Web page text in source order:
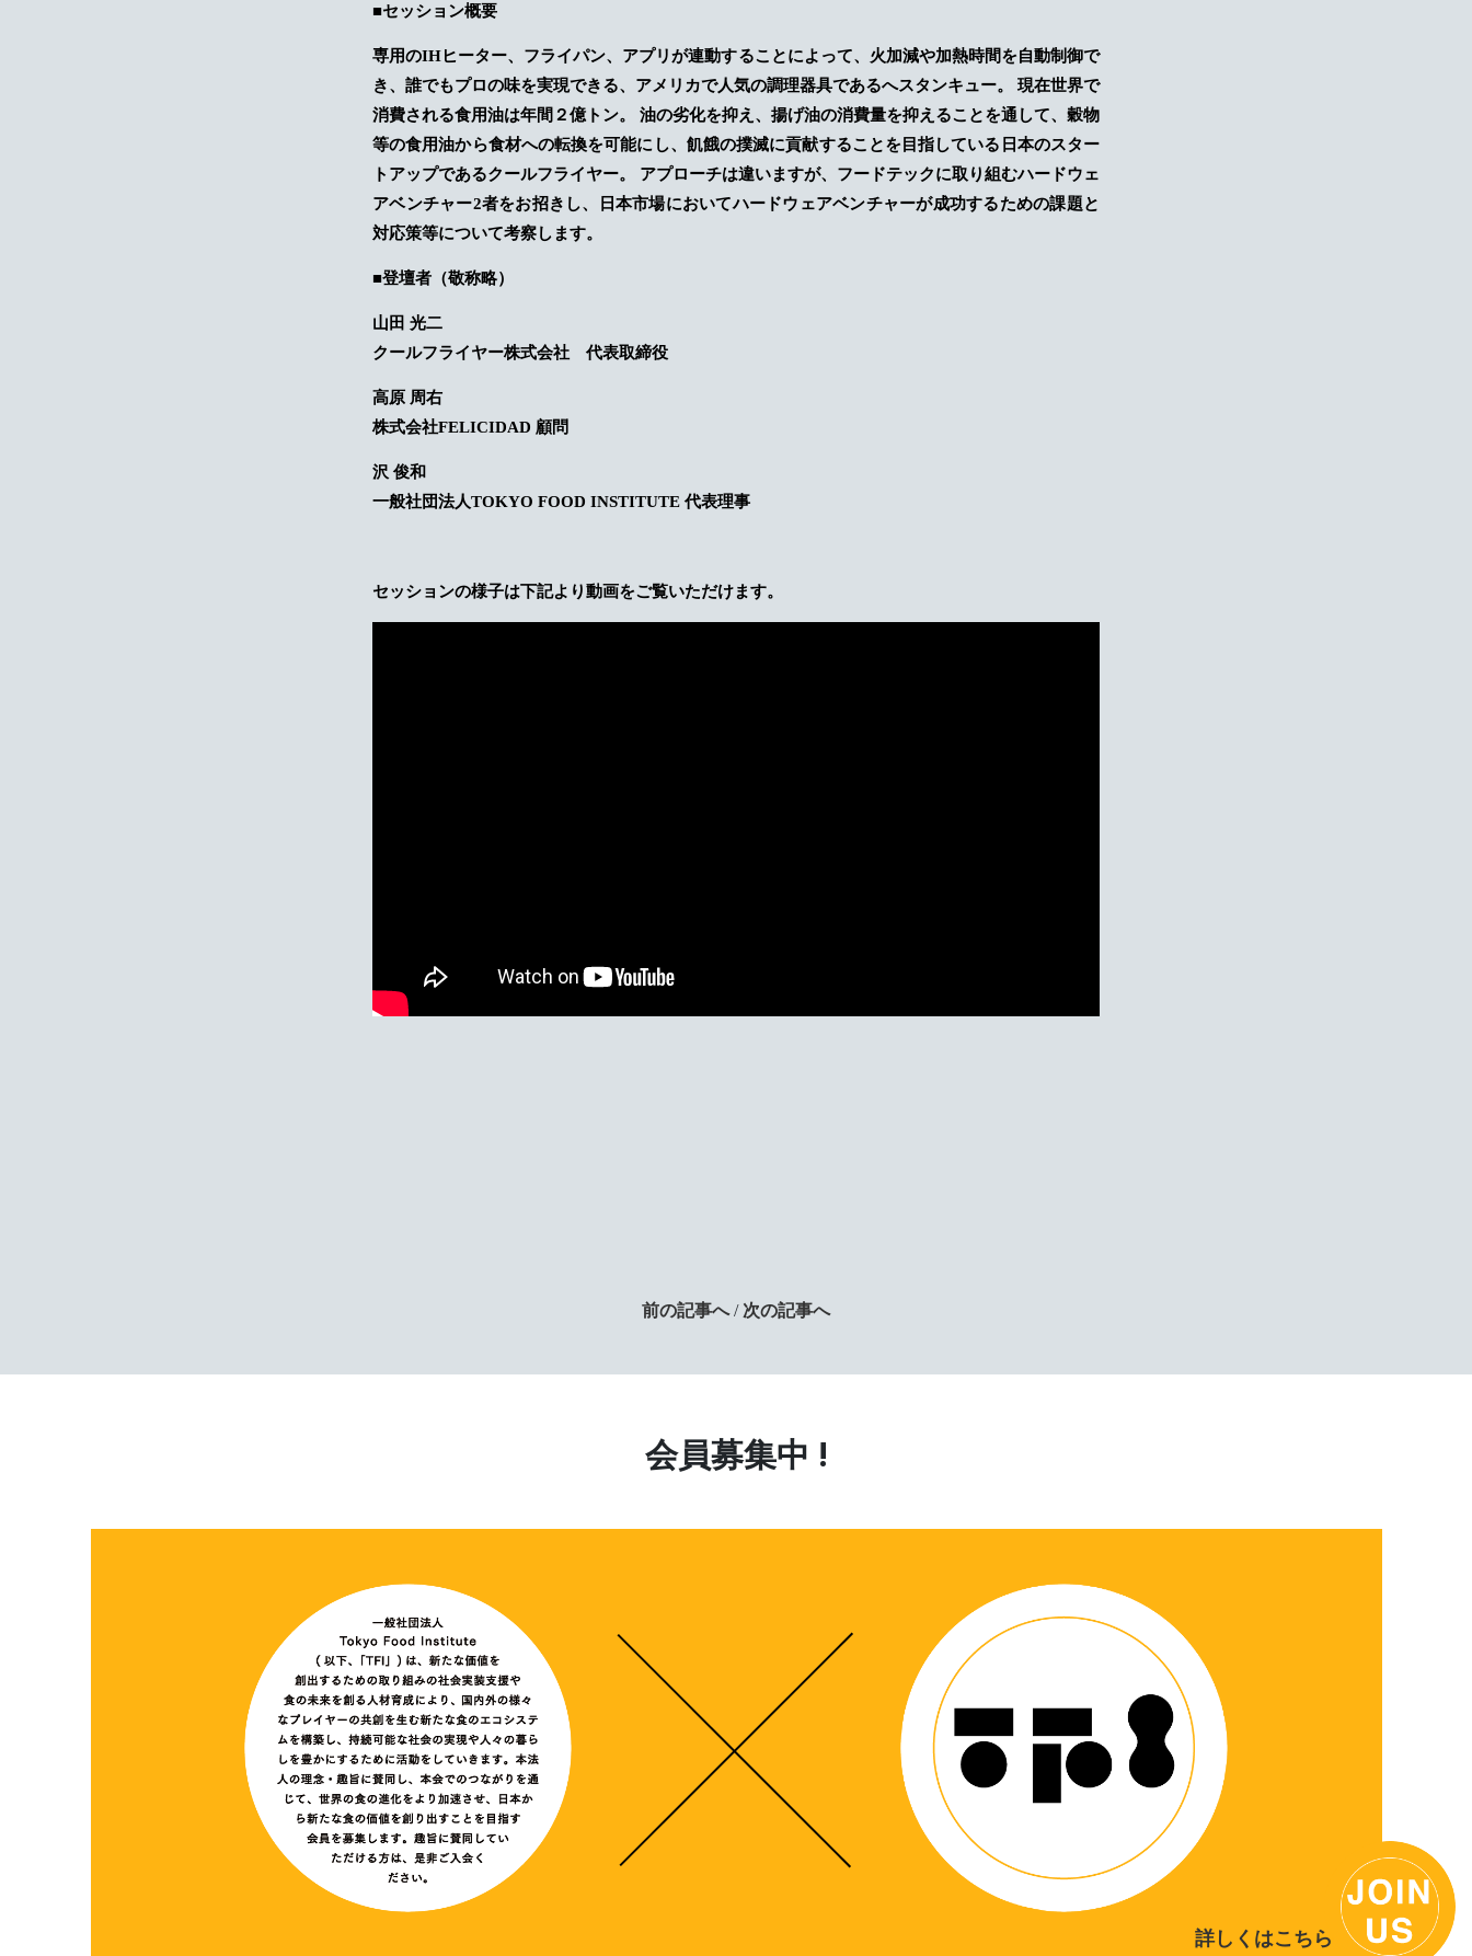
■セッション概要
専用のIHヒーター、フライパン、アプリが連動することによって、火加減や加熱時間を自動制御で
き、誰でもプロの味を実現できる、アメリカで人気の調理器具であるへスタンキュー。 現在世界で
消費される食用油は年間２億トン。 油の劣化を抑え、揚げ油の消費量を抑えることを通して、穀物
等の食用油から食材への転換を可能にし、飢餓の撲滅に貢献することを目指している日本のスター
トアップであるクールフライヤー。 アプローチは違いますが、フードテックに取り組むハードウェ
アベンチャー2者をお招きし、日本市場においてハードウェアベンチャーが成功するための課題と
対応策等について考察します。
■登壇者（敬称略）
山田 光二
クールフライヤー株式会社 代表取締役
高原 周右
株式会社FELICIDAD 顧問
沢 俊和
一般社団法人TOKYO FOOD INSTITUTE 代表理事
セッションの様子は下記より動画をご覧いただけます。
前の記事へ/ 次の記事へ
会員募集中 !
詳しくはこちら >